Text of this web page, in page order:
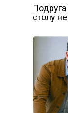
Подруга
столу